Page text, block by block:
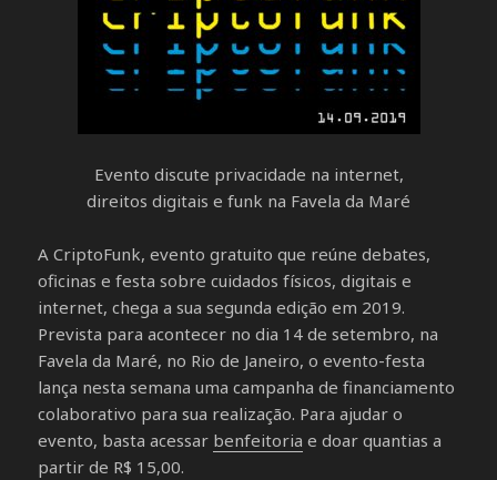
Evento discute privacidade na internet,
direitos digitais e funk na Favela da Maré
A CriptoFunk, evento gratuito que reúne debates,
oficinas e festa sobre cuidados físicos, digitais e
internet, chega a sua segunda edição em 2019.
Prevista para acontecer no dia 14 de setembro, na
Favela da Maré, no Rio de Janeiro, o evento-festa
lança nesta semana uma campanha de financiamento
colaborativo para sua realização. Para ajudar o
evento, basta acessar benfeitoria e doar quantias a
partir de R$ 15,00.